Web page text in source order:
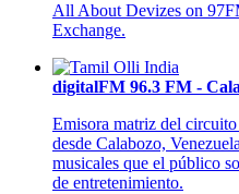
All About Devizes on
Exchange.
digitalFM 96.3 FM -
Emisora matriz del
desde Calabozo,
musicales que el público
de entretenimiento.